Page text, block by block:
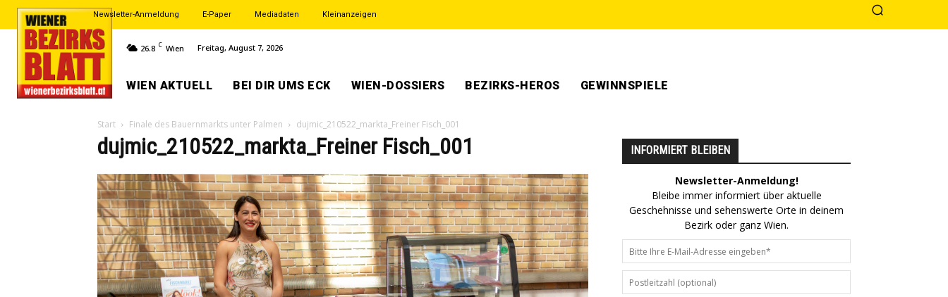
Newsletter-Anmeldung E-Paper Mediadaten Kleinanzeigen
26.8 C Wien Freitag, August 7, 2026
WIEN AKTUELL BEI DIR UMS ECK WIEN-DOSSIERS BEZIRKS-HEROS GEWINNSPIELE
Start Finale des Bauernmarkts unter Palmen dujmic_210522_markta_Freiner Fisch_001
dujmic_210522_markta_Freiner Fisch_001 INFORMIERT BLEIBEN
Newsletter-Anmeldung!
Bleibe immer informiert über aktuelle
Geschehnisse und sehenswerte Orte in deinem
Bezirk oder ganz Wien.